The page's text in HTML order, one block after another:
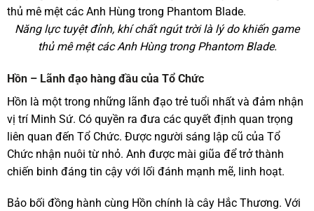
Năng lực tuyệt đỉnh, khí chất ngút trời là lý do khiến game
thủ mê mệt các Anh Hùng trong Phantom Blade.
Hồn – Lãnh đạo hàng đầu của Tổ Chức
Hồn là một trong những lãnh đạo trẻ tuổi nhất và đảm nhận
vị trí Minh Sứ. Có quyền ra đưa các quyết định quan trọng
liên quan đến Tổ Chức. Được người sáng lập cũ của Tổ
Chức nhận nuôi từ nhỏ. Anh được mài giũa để trở thành
chiến binh đáng tin cậy với lối đánh mạnh mẽ, linh hoạt.
Bảo bối đồng hành cùng Hồn chính là cây Hắc Thương. Với